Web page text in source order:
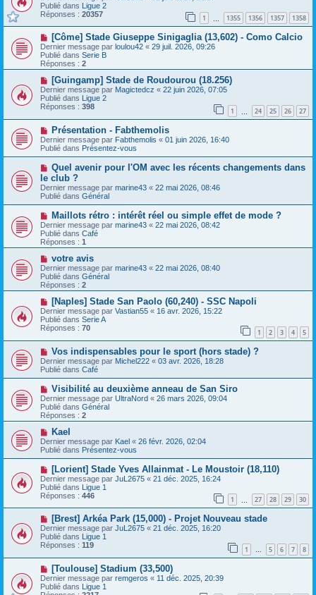
e
s
s
a
e
u
v
e
a
m
e
s
s
a
g
e
Publié dans Ligue 2
Réponses : 20357 1 1355 1356 1357 1358
N
o
u
v
e
a
u
m
e
s
s
a
g
e
[Côme] Stade Giuseppe Sinigaglia (13,602) - Como Calcio
Dernier message par loulou42 « 29 juil. 2026, 09:26
Publié dans Serie B
Réponses : 2
N
o
u
v
e
a
m
e
s
s
a
g
e
[Guingamp] Stade de Roudourou (18.256)
Dernier message par Magictedcz « 22 juin 2026, 07:05
Publié dans Ligue 2
Réponses : 398 1 24 25 26 27
N
o
u
v
a
u
m
e
s
s
a
g
e
Présentation - Fabthemolis
Dernier message par Fabthemolis « 01 juin 2026, 16:40
Publié dans Présentez-vous
N
u
v
e
a
m
e
s
s
a
g
e
Quel avenir pour l'OM avec les récents changements dans
le club ?
Dernier message par marine43 « 22 mai 2026, 08:46
Publié dans Général
N
o
u
v
e
a
m
e
s
s
a
g
e
Maillots rétro : intérêt réel ou simple effet de mode ?
Dernier message par marine43 « 22 mai 2026, 08:42
Publié dans Café
Réponses : 1
N
o
u
v
e
a
u
m
e
s
s
a
g
e
votre avis
Dernier message par marine43 « 22 mai 2026, 08:40
Publié dans Général
Réponses : 2
N
o
u
v
e
a
u
m
e
s
g
e
[Naples] Stade San Paolo (60,240) - SSC Napoli
Dernier message par Vastian55 « 16 avr. 2026, 15:22
Publié dans Serie A
Réponses : 70 1 2 3 4 5
N
o
u
v
e
u
m
e
s
a
g
e
Vos indispensables pour le sport (hors stade) ?
Dernier message par Michel222 « 03 avr. 2026, 18:28
Publié dans Café
N
o
u
v
e
a
u
m
e
a
g
e
Visibilité au deuxième anneau de San Siro
Dernier message par UltraNord « 26 mars 2026, 09:04
Publié dans Général
Réponses : 2
N
o
u
v
e
u
m
e
s
s
a
g
e
Kael
Dernier message par Kael « 26 févr. 2026, 02:04
Publié dans Présentez-vous
N
o
u
v
e
a
m
e
s
s
a
e
[Lorient] Stade Yves Allainmat - Le Moustoir (18,110)
Dernier message par JuL2675 « 21 déc. 2025, 16:24
Publié dans Ligue 1
Réponses : 446 1 27 28 29 30
N
o
u
v
e
a
m
e
s
[Brest] Arkéa Park (15,000) - Projet Nouveau stade
Dernier message par JuL2675 « 21 déc. 2025, 16:20
Publié dans
Ligue 1
Réponses : 119 1 … 5 6 7 8
N
o
u
v
[Toulouse] Stadium (33,500)
Dernier message par remgeros « 11 déc. 2025, 20:39
Publié dans Ligue 1